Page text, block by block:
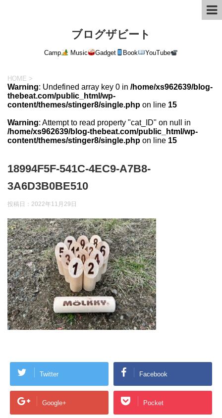
ブログザビート
Camp Music Gadget Book YouTube
HOME >
Warning: Undefined array key 0 in /home/xs962639/blog-
thebeat.com/public_html/wp-
content/themes/stinger8/single.php on line 15
Warning: Attempt to read property "cat_ID" on null in
/home/xs962639/blog-thebeat.com/public_html/wp-
content/themes/stinger8/single.php on line 15
18994F5F-541C-4EC9-A7B8-
3A6D3B0BE510
投稿日： 2022年11月29日
Twitter Facebook
Google+ Pocket